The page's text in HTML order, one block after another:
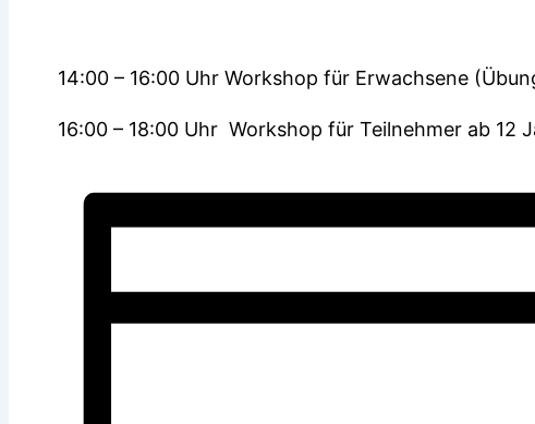
14:00 – 16:00 Uhr Workshop für Erwachsene
16:00 – 18:00 Uhr Workshop für Teilnehmer ab 12